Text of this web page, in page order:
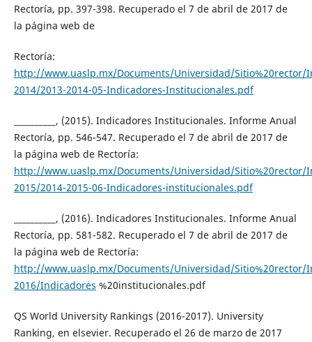
Rectoría, pp. 397-398. Recuperado el 7 de abril de 2017 de
la página web de
Rectoría:
http://www.uaslp.mx/Documents/Universidad/Sitio%20rector/
2014/2013-2014-05-Indicadores-Institucionales.pdf
__________, (2015). Indicadores Institucionales. Informe Anual
Rectoría, pp. 546-547. Recuperado el 7 de abril de 2017 de
la página web de Rectoría:
http://www.uaslp.mx/Documents/Universidad/Sitio%20rector/
2015/2014-2015-06-Indicadores-institucionales.pdf
__________, (2016). Indicadores Institucionales. Informe Anual
Rectoría, pp. 581-582. Recuperado el 7 de abril de 2017 de
la página web de Rectoría:
http://www.uaslp.mx/Documents/Universidad/Sitio%20rector/
2016/Indicadores %20institucionales.pdf
QS World University Rankings (2016-2017). University
Ranking, en elsevier. Recuperado el 26 de marzo de 2017